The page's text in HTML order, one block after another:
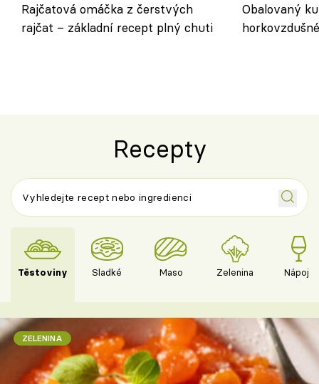
Rajčatová omáčka z čerstvých
rajčat – základní recept plný chuti
Obalovaný
Recepty
Těstoviny Sladké Maso Zelenina Nápoje
ZELENINA